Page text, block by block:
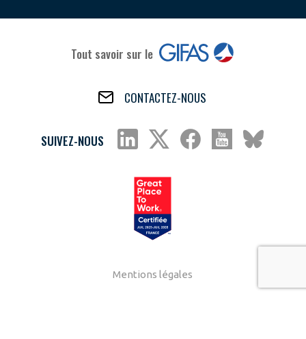
Tout savoir sur le
CONTACTEZ-NOUS
SUIVEZ-NOUS
Mentions légales